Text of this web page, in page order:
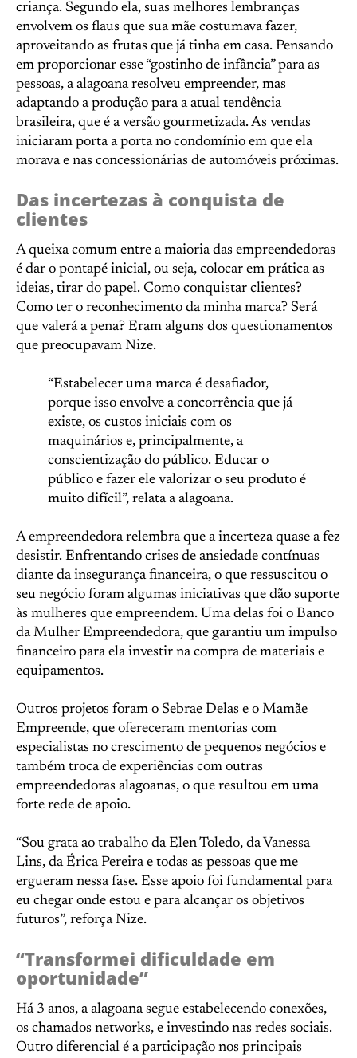
criança. Segundo ela, suas melhores lembranças
envolvem os flaus que sua mãe costumava fazer,
aproveitando as frutas que já tinha em casa. Pensando
em proporcionar esse “gostinho de infância” para as
pessoas, a alagoana resolveu empreender, mas
adaptando a produção para a atual tendência
brasileira, que é a versão gourmetizada. As vendas
iniciaram porta a porta no condomínio em que ela
morava e nas concessionárias de automóveis próximas.
Das incertezas à conquista de
clientes
A queixa comum entre a maioria das empreendedoras
é dar o pontapé inicial, ou seja, colocar em prática as
ideias, tirar do papel. Como conquistar clientes?
Como ter o reconhecimento da minha marca? Será
que valerá a pena? Eram alguns dos questionamentos
que preocupavam Nize.
“Estabelecer uma marca é desafiador,
porque isso envolve a concorrência que já
existe, os custos iniciais com os
maquinários e, principalmente, a
conscientização do público. Educar o
público e fazer ele valorizar o seu produto é
muito difícil”, relata a alagoana.
A empreendedora relembra que a incerteza quase a fez
desistir. Enfrentando crises de ansiedade contínuas
diante da insegurança financeira, o que ressuscitou o
seu negócio foram algumas iniciativas que dão suporte
às mulheres que empreendem. Uma delas foi o Banco
da Mulher Empreendedora, que garantiu um impulso
financeiro para ela investir na compra de materiais e
equipamentos.
Outros projetos foram o Sebrae Delas e o Mamãe
Empreende, que ofereceram mentorias com
especialistas no crescimento de pequenos negócios e
também troca de experiências com outras
empreendedoras alagoanas, o que resultou em uma
forte rede de apoio.
“Sou grata ao trabalho da Elen Toledo, da Vanessa
Lins, da Érica Pereira e todas as pessoas que me
ergueram nessa fase. Esse apoio foi fundamental para
eu chegar onde estou e para alcançar os objetivos
futuros”, reforça Nize.
“Transformei dificuldade em
oportunidade”
Há 3 anos, a alagoana segue estabelecendo conexões,
os chamados networks, e investindo nas redes sociais.
Outro diferencial é a participação nos principais